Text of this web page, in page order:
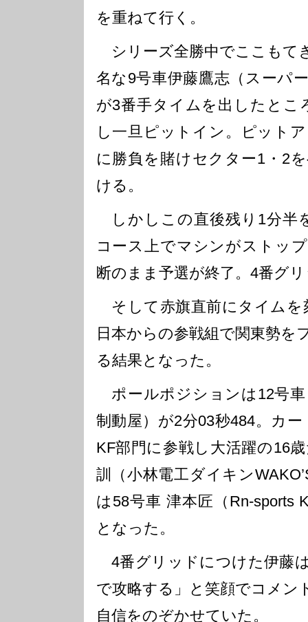
を重ねて行く。
シリーズ全勝中でここもて
名な9号車伊藤鷹志（スーパ
が3番手タイムを出したとこ
し一旦ピットイン。ピット
に勝負を賭けセクター1・2
ける。
しかしこの直後残り1分半
コース上でマシンがストッ
断のまま予選が終了。4番グ
そして赤旗直前にタイムを
日本からの参戦組で関東勢を
る結果となった。
ポールポジションは12号車
制動屋）が2分03秒484。カ
KF部門に参戦し大活躍の16
訓（小林電工ダイキン
は58号車 津本匠（Rn-sports
となった。
4番グリッドにつけた伊藤
で攻略する」と笑顔でコメン
自信をのぞかせていた。